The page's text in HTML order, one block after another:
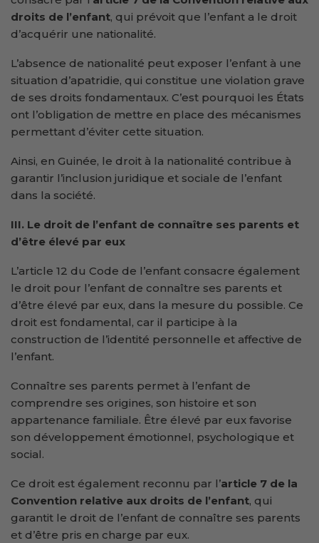
droits de l’enfant, qui prévoit que l’enfant a le droit
d’acquérir une nationalité.
L’absence de nationalité peut exposer l’enfant à une
situation d’apatridie, qui constitue une violation grave
de ses droits fondamentaux. C’est pourquoi les États
ont l’obligation de mettre en place des mécanismes
permettant d’éviter cette situation.
Ainsi, en Guinée, le droit à la nationalité contribue à
garantir l’inclusion juridique et sociale de l’enfant
dans la société.
III. Le droit de l’enfant de connaître ses parents et
d’être élevé par eux
L’article 12 du Code de l’enfant consacre également
le droit pour l’enfant de connaître ses parents et
d’être élevé par eux, dans la mesure du possible. Ce
droit est fondamental, car il participe à la
construction de l’identité personnelle et affective de
l’enfant.
Connaître ses parents permet à l’enfant de
comprendre ses origines, son histoire et son
appartenance familiale. Être élevé par eux favorise
son développement émotionnel, psychologique et
social.
Ce droit est également reconnu par l’article 7 de la
Convention relative aux droits de l’enfant, qui
garantit le droit de l’enfant de connaître ses parents
et d’être pris en charge par eux.